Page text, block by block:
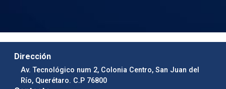
Dirección
Av. Tecnológico num 2, Colonia Centro, San Juan del
Río, Querétaro. C.P 76800